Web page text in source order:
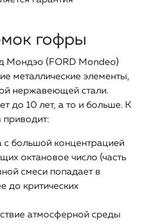
гофры
Мондэо (FORD Mondeo)
металлические элементы,
нержавеющей стали.
до 10 лет, а то и больше. К
приводит:
с большой концентрацией
октановое число (часть
смеси попадает в
до критических
атмосферной среды